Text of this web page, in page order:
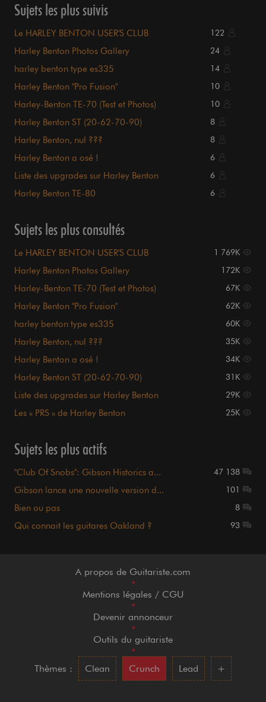
Sujets les plus suivis
Le HARLEY BENTON USER'S CLUB 122
Harley Benton Photos Gallery 24
harley benton type es335 14
Harley Benton "Pro Fusion" 10
Harley-Benton TE-70 (Test et Photos) 10
Harley Benton ST (20-62-70-90) 8
Harley Benton, nul ??? 8
Harley Benton a osé ! 6
Liste des upgrades sur Harley Benton 6
Harley Benton TE-80 6
Sujets les plus consultés
Le HARLEY BENTON USER'S CLUB 1 769K
Harley Benton Photos Gallery 172K
Harley-Benton TE-70 (Test et Photos) 67K
Harley Benton "Pro Fusion" 62K
harley benton type es335 60K
Harley Benton, nul ??? 35K
Harley Benton a osé ! 34K
Harley Benton ST (20-62-70-90) 31K
Liste des upgrades sur Harley Benton 29K
Les « PRS » de Harley Benton 25K
Sujets les plus actifs
"Club Of Snobs": Gibson Historics a... 47 138
Gibson lance une nouvelle version d... 101
Bien ou pas 8
Qui connait les guitares Oakland ? 93
A propos de Guitariste.com
•
Mentions légales / CGU
•
Devenir annonceur
•
Outils du guitariste
•
Thèmes :
Clean Crunch Lead +